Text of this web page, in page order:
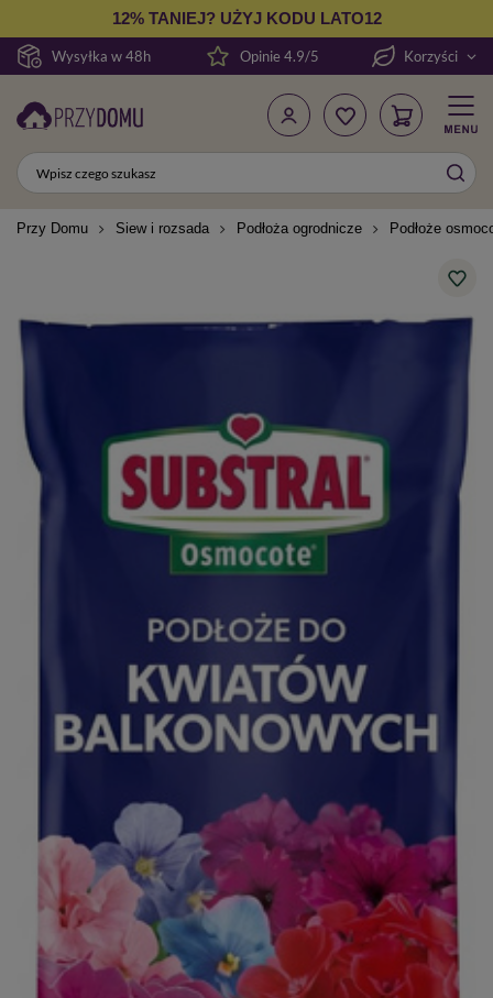
Wysyłka w 48h
12% TANIEJ? UŻYJ KODU LATO12
Opinie 4.9/5 Korzyści
Przy Domu Siew i rozsada Podłoża ogrodnicze Podłoże